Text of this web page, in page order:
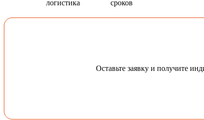
логистика
сроков
Оставьте заявку и получите